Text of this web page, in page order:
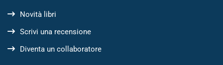
Novità libri
Scrivi una recensione
Diventa un collaboratore